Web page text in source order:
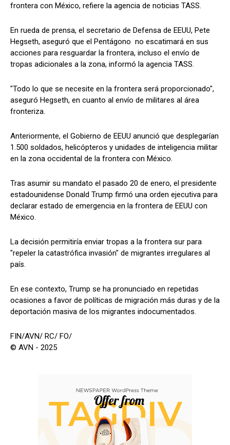
frontera con México, refiere la agencia de noticias TASS.
En rueda de prensa, el secretario de Defensa de EEUU, Pete
Hegseth, aseguró que el Pentágono no escatimará en sus
acciones para resguardar la frontera, incluso el envío de
tropas adicionales a la zona, informó la agencia TASS.
"Todo lo que se necesite en la frontera será proporcionado",
aseguró Hegseth, en cuanto al envío de militares al área
fronteriza.
Anteriormente, el Gobierno de EEUU anunció que desplegarían
1.500 soldados, helicópteros y unidades de inteligencia militar
en la zona occidental de la frontera con México.
Tras asumir su mandato el pasado 20 de enero, el presidente
estadounidense Donald Trump firmó una orden ejecutiva para
declarar estado de emergencia en la frontera de EEUU con
México.
La decisión permitiría enviar tropas a la frontera sur para
"repeler la catastrófica invasión" de migrantes irregulares al
país.
En ese contexto, Trump se ha pronunciado en repetidas
ocasiones a favor de políticas de migración más duras y de la
deportación masiva de los migrantes indocumentados.
FIN/AVN/ RC/ FO/
© AVN - 2025